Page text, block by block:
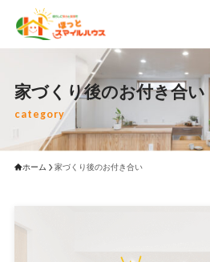
家づくり後のお付き合い
category
ホーム 家づくり後のお付き合い